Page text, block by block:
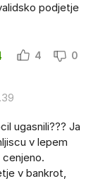
podjetje
4 0
ugasnili??? Ja
v lepem
v bankrot,